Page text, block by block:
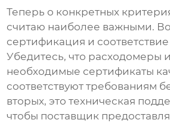
Теперь о конкретных
считаю наиболее важными.
сертификация и
Убедитесь, что расходомеры
необходимые сертификаты
соответствуют требованиям
вторых, это техническая
чтобы поставщик